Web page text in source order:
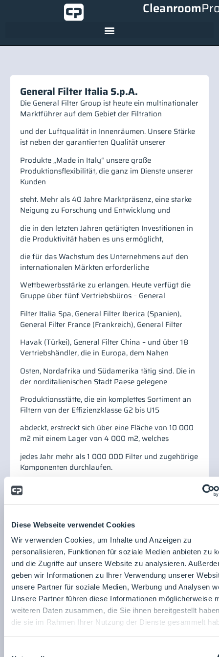
Diese Webseite verwendet Cookies
Wir verwenden Cookies, um Inhalte und Anzeigen zu
personalisieren, Funktionen für soziale Medien anbieten zu
und die Zugriffe auf unsere Website zu analysieren.
geben wir Informationen zu Ihrer Verwendung unserer
unsere Partner für soziale Medien, Werbung und Analysen
Unsere Partner führen diese Informationen möglicherweise
weiteren Daten zusammen, die Sie ihnen bereitgestellt
die sie im Rahmen Ihrer Nutzung der Dienste gesammelt
Cleanroom
General Filter Italia S.p.A.
Die General Filter Group ist heute ein multinationaler
Marktführer auf dem Gebiet der Filtration
und der Luftqualität in Innenräumen. Unsere Stärke
ist neben der garantierten Qualität unserer
Produkte „Made in Italy“ unsere große
Produktionsflexibilität, die ganz im Dienste unserer
Kunden
steht. Mehr als 40 Jahre Marktpräsenz, eine starke
Neigung zu Forschung und Entwicklung und
die in den letzten Jahren getätigten Investitionen in
die Produktivität haben es uns ermöglicht,
die für das Wachstum des Unternehmens auf den
internationalen Märkten erforderliche
Wettbewerbsstärke zu erlangen. Heute verfügt die
Gruppe über fünf Vertriebsbüros – General
Filter Italia Spa, General Filter Iberica (Spanien),
General Filter France (Frankreich), General Filter
Havak (Türkei), General Filter China – und über 18
Vertriebshändler, die in Europa, dem Nahen
Osten, Nordafrika und Südamerika tätig sind. Die in
der norditalienischen Stadt Paese gelegene
Produktionsstätte, die ein komplettes Sortiment an
Filtern von der Effizienzklasse G2 bis U15
abdeckt, erstreckt sich über eine Fläche von 10 000
m2 mit einem Lager von 4 000 m2, welches
jedes Jahr mehr als 1 000 000 Filter und zugehörige
Komponenten durchlaufen.
S.p.A.
via Emilia 23
31038 Paese (TV)
IT
Website:
https://